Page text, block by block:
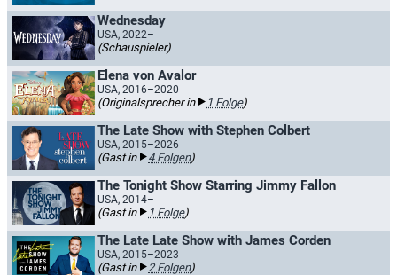
Wednesday
USA, 2022–
(Schauspieler)
Elena von Avalor
USA, 2016–2020
(Originalsprecher in 1 Folge)
The Late Show with Stephen Colbert
USA, 2015–2026
(Gast in 4 Folgen)
The Tonight Show Starring Jimmy Fallon
USA, 2014–
(Gast in 1 Folge)
The Late Late Show with James Corden
USA, 2015–2023
(Gast in 2 Folgen)